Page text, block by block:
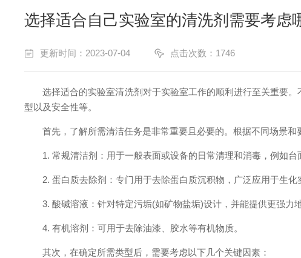
选择适合自己实验室的清洗剂需要考虑
更新时间：2023-07-04 点击次数：1746
选择适合的实验室清洗剂对于实验室工作的顺利进行至关重要。
型以及安全性等。
首先，了解所需清洁任务是非常重要且必要的。根据不同场景和
1. 常规清洁剂：用于一般表面或设备的日常清理和消毒，例如台
2. 蛋白质去除剂：专门用于去除蛋白质沉积物，广泛应用于生化
3. 酸碱溶液：针对特定污垢(如矿物盐垢)设计，并能提供更强力地
4. 有机溶剂：可用于去除油漆、胶水等有机物质。
其次，在确定所需类型后，需要考虑以下几个关键因素：